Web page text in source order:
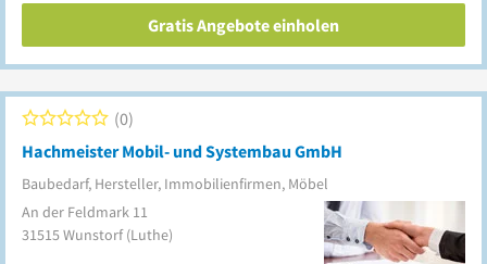
Gratis Angebote einholen
Hachmeister Mobil- und Systembau GmbH
Baubedarf, Hersteller, Immobilienfirmen, Möbel
0
An der Feldmark 11
31515Wunstorf (Luthe)